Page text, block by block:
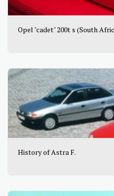
Opel "cadet" 200t s (South
History of Astra F.